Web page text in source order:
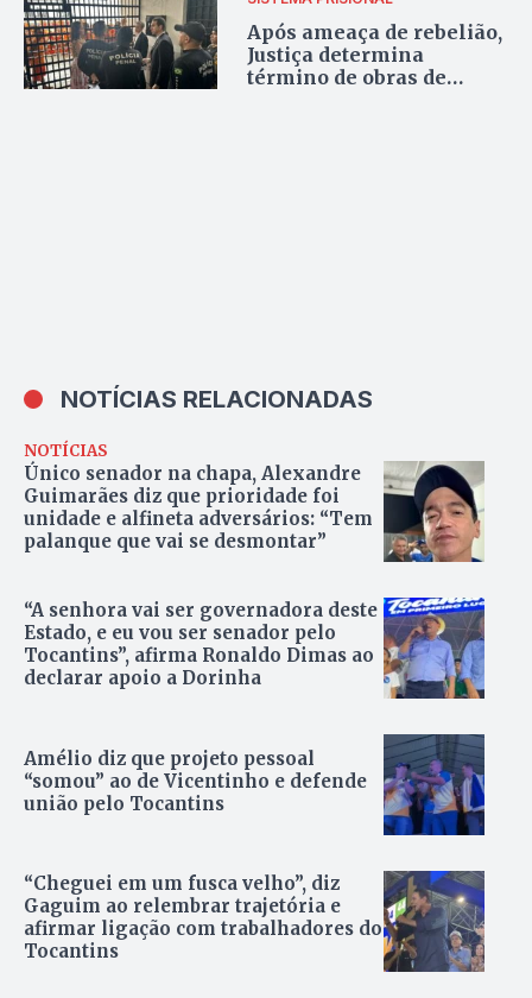
Após ameaça de rebelião,
Justiça determina
término de obras de
NOTÍCIAS RELACIONADAS
NOTÍCIAS
Único senador na chapa, Alexandre
Guimarães diz que prioridade foi
unidade e alfineta adversários: “Tem
palanque que vai se desmontar”
“A senhora vai ser governadora deste
Estado, e eu vou ser senador pelo
Tocantins”, afirma Ronaldo Dimas ao
declarar apoio a Dorinha
Amélio diz que projeto pessoal
“somou” ao de Vicentinho e defende
união pelo Tocantins
“Cheguei em um fusca velho”, diz
Gaguim ao relembrar trajetória e
afirmar ligação com trabalhadores do
Tocantins